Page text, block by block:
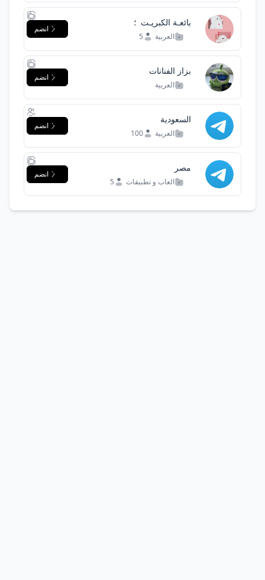
بائعـة الكبريـت ️ ؛
العربية 5
انضم
بزاز الفنانات
العربية
انضم
السعودية
العربية 100
انضم
مصر
العاب و تطبيقات 5
انضم